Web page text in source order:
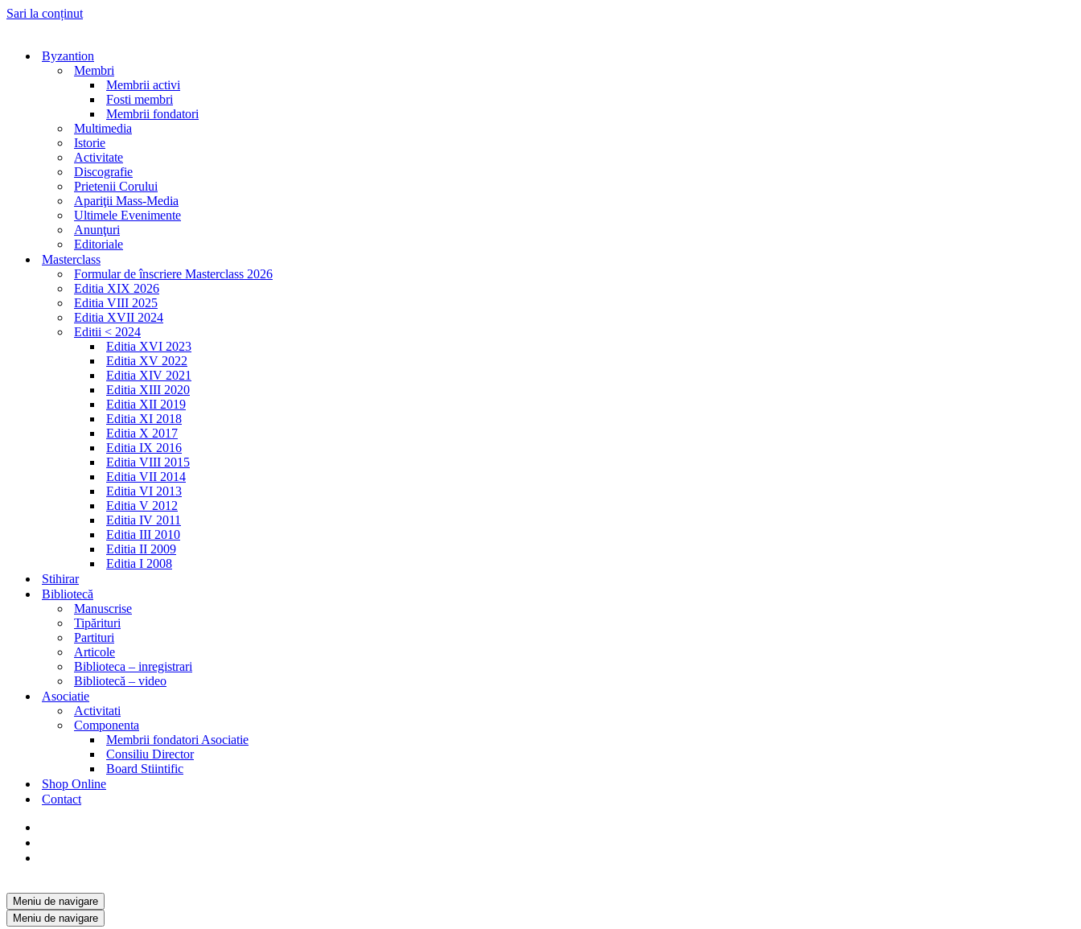
Sari la conținut
Byzantion
Membri
Membrii activi
Fosti membri
Membrii fondatori
Multimedia
Istorie
Activitate
Discografie
Prietenii Corului
Apariţii Mass-Media
Ultimele Evenimente
Anunţuri
Editoriale
Masterclass
Formular de înscriere Masterclass 2026
Editia XIX 2026
Editia VIII 2025
Editia XVII 2024
Editii < 2024
Editia XVI 2023
Editia XV 2022
Editia XIV 2021
Editia XIII 2020
Editia XII 2019
Editia XI 2018
Editia X 2017
Editia IX 2016
Editia VIII 2015
Editia VII 2014
Editia VI 2013
Editia V 2012
Editia IV 2011
Editia III 2010
Editia II 2009
Editia I 2008
Stihirar
Bibliotecă
Manuscrise
Tipărituri
Partituri
Articole
Biblioteca – inregistrari
Bibliotecă – video
Asociatie
Activitati
Componenta
Membrii fondatori Asociatie
Consiliu Director
Board Stiintific
Shop Online
Contact
Meniu de navigare
Meniu de navigare